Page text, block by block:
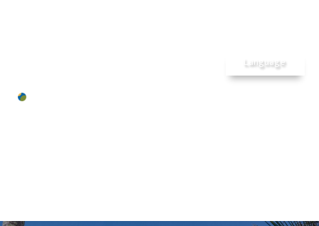
アクティビティ
Language